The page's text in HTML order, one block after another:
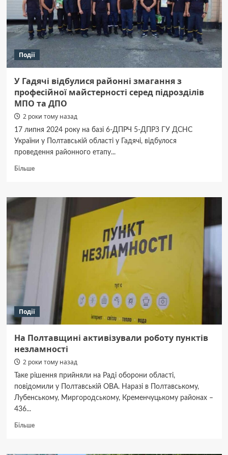
Події
У Гадячі відбулися районні змагання з
професійної майстерності серед підрозділів
МПО та ДПО
2 роки тому назад
17 липня 2024 року на базі 6-ДПРЧ 5-ДПРЗ ГУ ДСНС
України у Полтавській області у Гадячі, відбулося
проведення районного етапу...
БільшеДокладніше
Гадячі
відбулися
районні
професійної
майстерності
підрозділів
Події
На Полтавщині активізували роботу пунктів
незламності
2 роки тому назад
Таке рішення прийняли на Раді оборони області,
повідомили у Полтавській ОВА. Наразі в Полтавському,
Лубенському, Миргородському, Кременчуцькому районах –
436...
БільшеДокладніше
Полтавщині